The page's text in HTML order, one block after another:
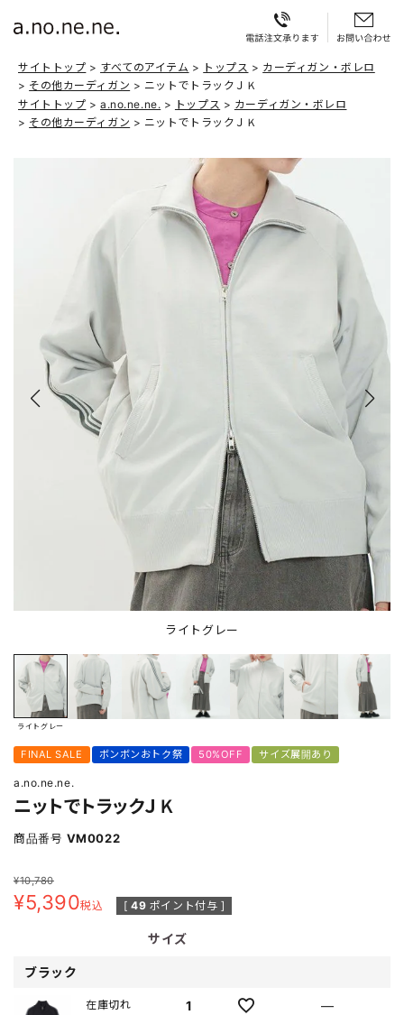
サイトトップ すべてのアイテム トップス
カーディガン・ボレロ
その他カーディガン
ニットでトラックＪＫ
サイトトップ
a.no.ne.ne. トップス
カーディガン・ボレロ
その他カーディガン
ニットでトラックＪＫ
ライトグレー
ライトグレー
FINAL SALE ボンボンおトク祭 50%OFF サイズ展開あり
a.no.ne.ne.
ニットでトラックＪＫ
商品番号 VM0022
¥10,780
¥5,390税込 [ 49 ポイント付与 ]
サイズ
ブラック
1
在庫切れ
—